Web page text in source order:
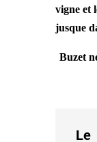
vigne et
jusque
Buzet
Le